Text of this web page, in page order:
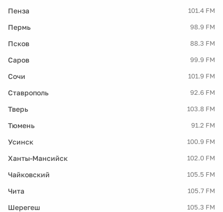
Пенза 101.4 FM
Пермь 98.9 FM
Псков 88.3 FM
Саров 99.9 FM
Сочи 101.9 FM
Ставрополь 92.6 FM
Тверь 103.8 FM
Тюмень 91.2 FM
Усинск 100.9 FM
Ханты-Мансийск 102.0 FM
Чайковский 105.5 FM
Чита 105.7 FM
Шерегеш 105.3 FM